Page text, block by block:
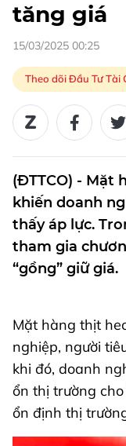
tăng giá
15/03/2025 00:25
Theo dõi Đầu Tư Tài
(ĐTTCO) - Mặt
khiến doanh
thấy áp lực.
tham gia
“gồng” giữ giá.
Mặt hàng thịt
nghiệp, người
khi đó, doanh
ổn thị trường
ổn định thị